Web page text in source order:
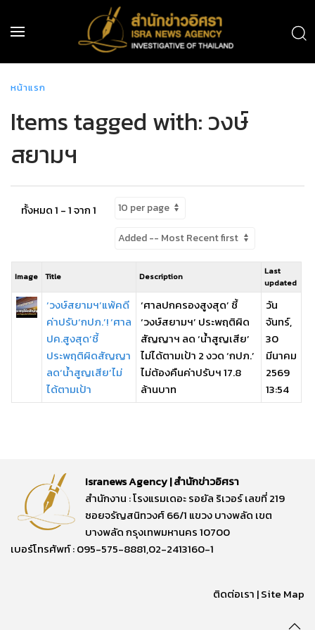
หน้าแรก
Items tagged with: วงษ์
สยามฯ
ทั้งหมด 1 - 1 จาก 1
Image Title Description
Last
updated
‘วงษ์สยามฯ’แพ้คดี
ค่าปรับ‘กปภ.’! ‘ศาล
ปค.สูงสุด’ชี้
ประพฤติผิดสัญญา
ลด‘น้ำสูญเสีย’ไม่
ได้ตามเป้า
‘ศาลปกครองสูงสุด’ ชี้
‘วงษ์สยามฯ’ ประพฤติผิด
สัญญาฯ ลด ‘น้ำสูญเสีย’
ไม่ได้ตามเป้า 2 งวด ‘กปภ.’
ไม่ต้องคืนค่าปรับฯ 17.8
ล้านบาท
วัน
จันทร์,
30
มีนาคม
2569
13:54
Isranews Agency | สำนักข่าวอิศรา
สำนักงาน : โรงแรมเดอะ รอยัล ริเวอร์ เลขที่ 219
ซอยจรัญสนิทวงศ์ 66/1 แขวง บางพลัด เขต
บางพลัด กรุงเทพมหานคร 10700
เบอร์โทรศัพท์ : 095-575-8881,02-2413160-1
ติดต่อเรา |Site Map